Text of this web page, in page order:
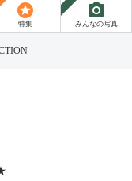
stars
特集
photo_camera
みんなの写真